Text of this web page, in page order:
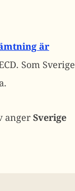
är
Som Sverige
angerSverige